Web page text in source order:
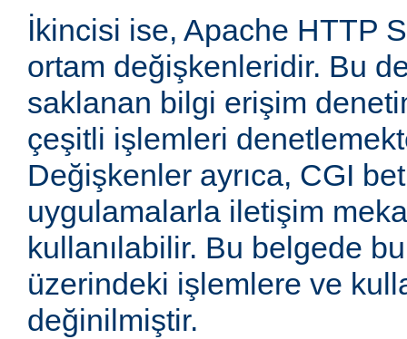
İkincisi ise, Apache HTTP
ortam değişkenleridir. Bu
saklanan bilgi erişim
çeşitli işlemleri
Değişkenler ayrıca, CGI
uygulamalarla iletişim
kullanılabilir. Bu belgede
üzerindeki işlemlere ve
değinilmiştir.